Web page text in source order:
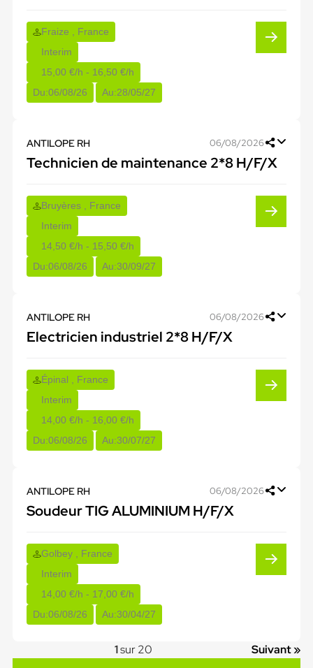
Fraize , France
Interim
15,00 €/h - 16,50 €/h
Du:06/08/26 Au:28/05/27
ANTILOPE RH 06/08/2026
Technicien de maintenance 2*8 H/F/X
Bruyères , France
Interim
14,50 €/h - 15,50 €/h
Du:06/08/26 Au:30/09/27
ANTILOPE RH 06/08/2026
Electricien industriel 2*8 H/F/X
Épinal , France
Interim
14,00 €/h - 16,00 €/h
Du:06/08/26 Au:30/07/27
ANTILOPE RH 06/08/2026
Soudeur TIG ALUMINIUM H/F/X
Golbey , France
Interim
14,00 €/h - 17,00 €/h
Du:06/08/26 Au:30/04/27
1sur 20
Suivant »